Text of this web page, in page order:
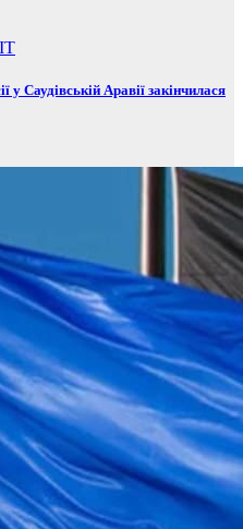
у Саудівській Аравії закінчилася